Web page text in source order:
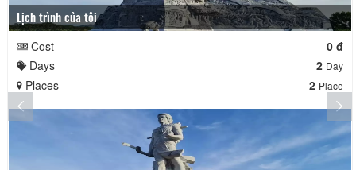
Lịch trình của tôi
Cost
0 đ
Days
2 Day
Places 2 Place